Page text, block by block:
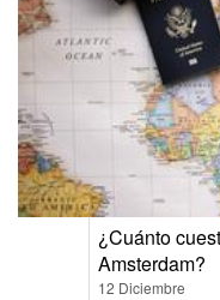
¿Cuánto
Amsterdam?
12 Diciembre